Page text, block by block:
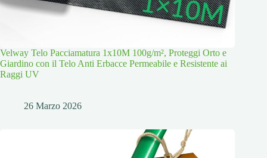
Velway Telo Pacciamatura 1x10M 100g/m², Proteggi Orto e
Giardino con il Telo Anti Erbacce Permeabile e Resistente ai
Raggi UV
26 Marzo 2026